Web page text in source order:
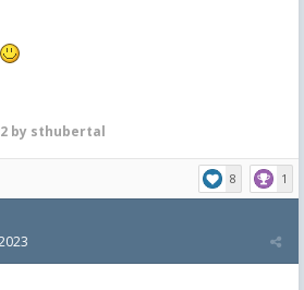
by sthubertal
8 1